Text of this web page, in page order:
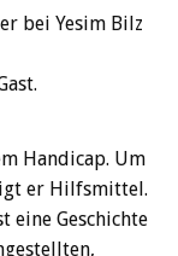
bei Yesim Bilz
Handicap. Um
er Hilfsmittel.
eine Geschichte